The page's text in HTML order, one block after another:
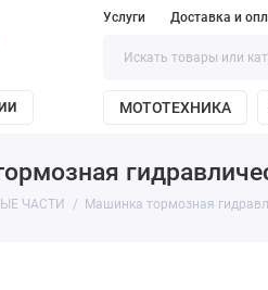
Услуги Доставка и
МОТОТЕХНИКА
ЧАСТИ Машинка тормозная